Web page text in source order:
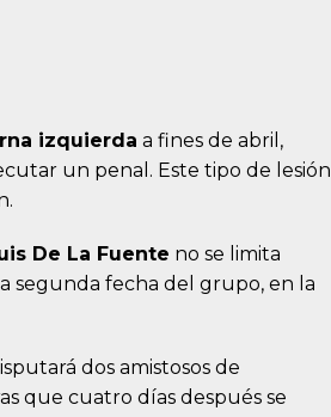
izquierda a fines de abril,
un penal. Este tipo de lesión
De La Fuente no se limita
segunda fecha del grupo, en la
dos amistosos de
que cuatro días después se